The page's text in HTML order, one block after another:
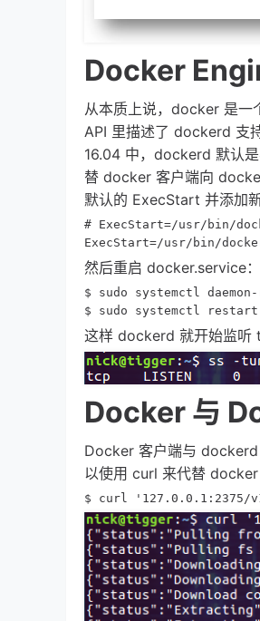
Docker
从本质上说，docker 是一
API 里描述了 dockerd 支
16.04 中，dockerd 默认
替 docker 客户端向
默认的 ExecStart 并添加
# ExecStart=/usr/bin/
ExecStart=/usr/bin/
然后重启 docker.service：
$ sudo systemctl
$ sudo systemctl
这样 dockerd 就开始监听
Docker 与
Docker 客户端与 dockerd
以使用 curl 来代替
$ curl '127.0.0.1:2375/